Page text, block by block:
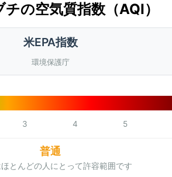
の空気質指数（AQI）
米EPA指数
環境保護庁
3 4 5
普通
とんどの人にとって許容範囲です